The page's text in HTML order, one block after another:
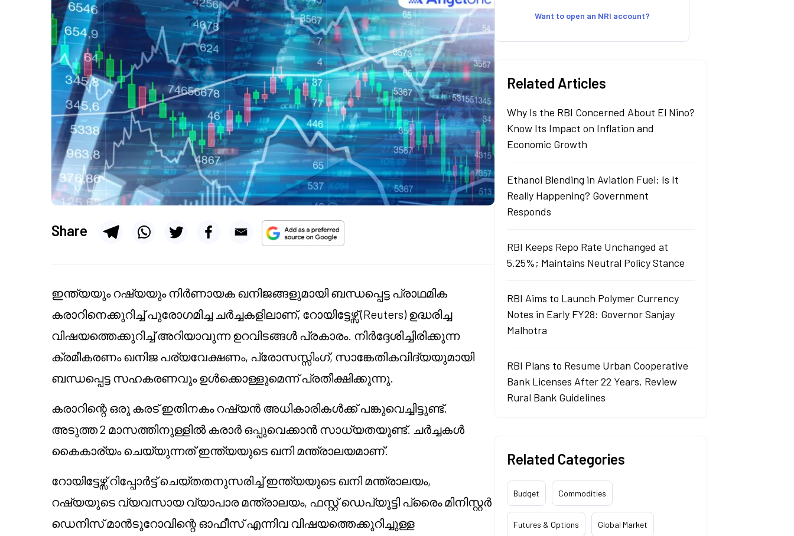
Share
ഇന്ത്യയും റഷ്യയും നിർണായക ഖനിജങ്ങളുമായി ബന്ധപ്പെട്ട പ്രാഥമിക
കരാറിനെക്കുറിച്ച് പുരോഗമിച്ച ചർച്ചകളിലാണ്, റോയിട്ടേഴ്സ് (Reuters) ഉദ്ധരിച്ച
വിഷയത്തെക്കുറിച്ച് അറിയാവുന്ന ഉറവിടങ്ങൾ പ്രകാരം. നിർദ്ദേശിച്ചിരിക്കുന്ന
ക്രമീകരണം ഖനിജ പര്യവേക്ഷണം, പ്രോസസ്സിംഗ്, സാങ്കേതികവിദ്യയുമായി
ബന്ധപ്പെട്ട സഹകരണവും ഉൾക്കൊള്ളുമെന്ന് പ്രതീക്ഷിക്കുന്നു.
കരാറിന്റെ ഒരു കരട് ഇതിനകം റഷ്യൻ അധികാരികൾക്ക് പങ്കുവെച്ചിട്ടുണ്ട്.
അടുത്ത 2 മാസത്തിനുള്ളിൽ കരാർ ഒപ്പുവെക്കാൻ സാധ്യതയുണ്ട്. ചർച്ചകൾ
കൈകാര്യം ചെയ്യുന്നത് ഇന്ത്യയുടെ ഖനി മന്ത്രാലയമാണ്.
റോയിട്ടേഴ്സ് റിപ്പോർട്ട് ചെയ്തതനുസരിച്ച് ഇന്ത്യയുടെ ഖനി മന്ത്രാലയം,
റഷ്യയുടെ വ്യവസായ വ്യാപാര മന്ത്രാലയം, ഫസ്റ്റ് ഡെപ്യൂട്ടി പ്രൈം മിനിസ്റ്റർ
ഡെനിസ് മാൻടുറോവിന്റെ ഓഫീസ് എന്നിവ വിഷയത്തെക്കുറിച്ചുള്ള
Want to open an NRI account?
Related Articles
Why Is the RBI Concerned About El Nino?
Know Its Impact on Inflation and
Economic Growth
Ethanol Blending in Aviation Fuel: Is It
Really Happening? Government
Responds
RBI Keeps Repo Rate Unchanged at
5.25%; Maintains Neutral Policy Stance
RBI Aims to Launch Polymer Currency
Notes in Early FY28: Governor Sanjay
Malhotra
RBI Plans to Resume Urban Cooperative
Bank Licenses After 22 Years, Review
Rural Bank Guidelines
Related Categories
Budget Commodities
Futures & Options Global Market